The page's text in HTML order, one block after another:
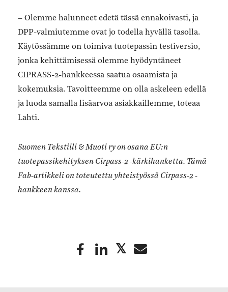
– Olemme halunneet edetä tässä ennakoivasti, ja
DPP-valmiutemme ovat jo todella hyvällä tasolla.
Käytössämme on toimiva tuotepassin testiversio,
jonka kehittämisessä olemme hyödyntäneet
CIPRASS-2-hankkeessa saatua osaamista ja
kokemuksia. Tavoitteemme on olla askeleen edellä
ja luoda samalla lisäarvoa asiakkaillemme, toteaa
Lahti.
Suomen Tekstiili & Muoti ry on osana EU:n
tuotepassikehityksen Cirpass-2 -kärkihanketta. Tämä
Fab-artikkeli on toteutettu yhteistyössä Cirpass-2 -
hankkeen kanssa.